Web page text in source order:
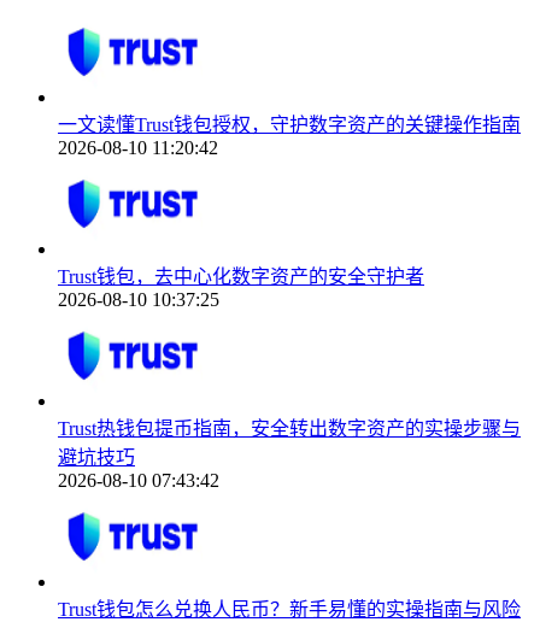
一文读懂Trust钱包授权，守护数字资产的关键操作指南
2026-08-10 11:20:42
Trust钱包，去中心化数字资产的安全守护者
2026-08-10 10:37:25
Trust热钱包提币指南，安全转出数字资产的实操步骤与
避坑技巧
2026-08-10 07:43:42
Trust钱包怎么兑换人民币？新手易懂的实操指南与风险